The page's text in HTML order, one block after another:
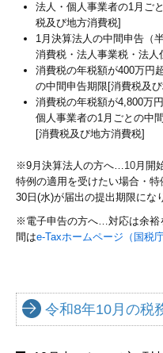
法人・個人事業者の1月ご
税及び地方消費税]
1月決算法人の中間申告（
消費税・法人事業税・法人
消費税の年税額が400万円
の中間申告期限[消費税及
消費税の年税額が4,800万
個人事業者の1月ごとの中
[消費税及び地方消費税]
※9月決算法人の方へ…10月開
特例の適用を受けたい場合・
30日(水)が届出の提出期限にな
※電子申告の方へ…対応は余裕
間はe-Taxホームページ（国税庁
令和8年10月の税